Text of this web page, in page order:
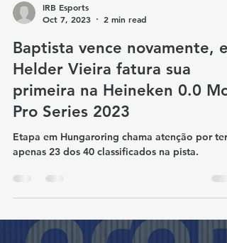
Oct 7, 2023
2 min read
Baptista vence novamente, e
Helder Vieira fatura sua
primeira na Heineken 0.0
Etapa em Hungaroring chama atenção por ter